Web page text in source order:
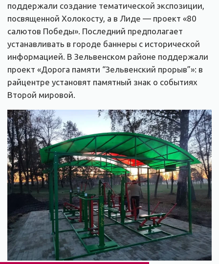
поддержали создание тематической экспозиции,
посвященной Холокосту, а в Лиде — проект «80
салютов Победы». Последний предполагает
устанавливать в городе баннеры с исторической
информацией. В Зельвенском районе поддержали
проект «Дорога памяти “Зельвенский прорыв”»: в
райцентре установят памятный знак о событиях
Второй мировой.